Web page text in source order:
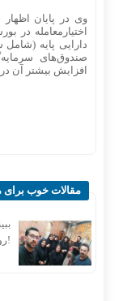
وی در پایان اظهار
دارایی پایه
صندوق‌های
افزایش بیشتر آن
مقالات خوب برای
روزهای بی‌پایان!